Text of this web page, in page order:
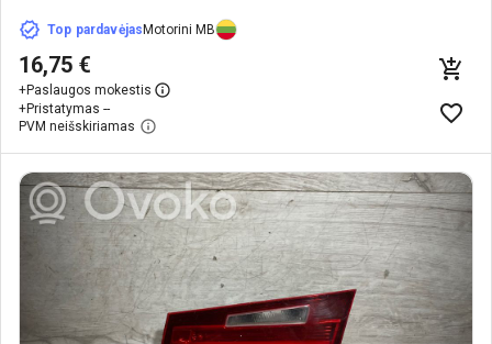
Top pardavėjasMotorini MB
16,75 €
+Paslaugos mokestis
+Pristatymas --
PVM neišskiriamas